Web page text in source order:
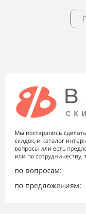
Мы постарались
скидок, и каталог
вопросы или есть
или по
по вопросам:
по предложениям: